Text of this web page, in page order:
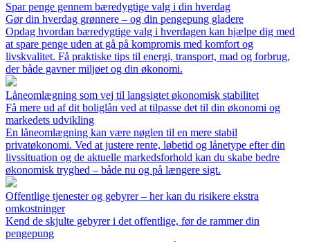
Spar penge gennem bæredygtige valg i din hverdag
Gør din hverdag grønnere – og din pengepung gladere
Opdag hvordan bæredygtige valg i hverdagen kan hjælpe dig med
at spare penge uden at gå på kompromis med komfort og
livskvalitet. Få praktiske tips til energi, transport, mad og forbrug,
der både gavner miljøet og din økonomi.
Låneomlægning som vej til langsigtet økonomisk stabilitet
Få mere ud af dit boliglån ved at tilpasse det til din økonomi og
markedets udvikling
En låneomlægning kan være nøglen til en mere stabil
privatøkonomi. Ved at justere rente, løbetid og lånetype efter din
livssituation og de aktuelle markedsforhold kan du skabe bedre
økonomisk tryghed – både nu og på længere sigt.
Offentlige tjenester og gebyrer – her kan du risikere ekstra
omkostninger
Kend de skjulte gebyrer i det offentlige, før de rammer din
pengepung